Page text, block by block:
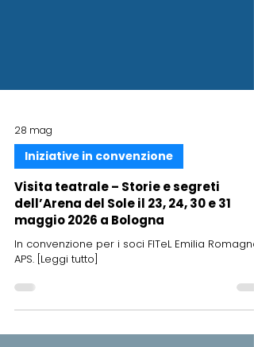
28 mag
Iniziative in convenzione
Visita teatrale – Storie e segreti
maggio 2026 a Bologna
APS. [Leggi tutto]